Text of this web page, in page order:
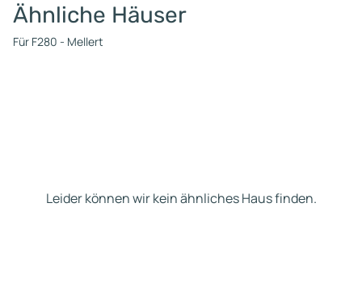
Ähnliche Häuser
Für F280 - Mellert
Leider können wir kein ähnliches Haus finden.